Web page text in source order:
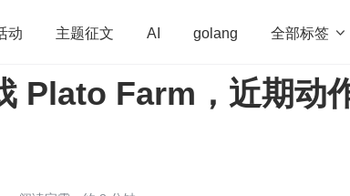
动 主题征文 AI golang 全部标签 
算法 学习方法 Web3.0 高
Plato Farm，近期动